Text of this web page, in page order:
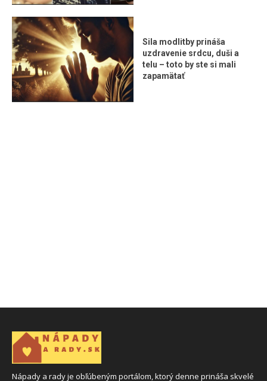
Sila modlitby prináša
uzdravenie srdcu, duši a
telu – toto by ste si mali
zapamätať
Nápady a rady je obľúbeným portálom, ktorý denne prináša skvelé